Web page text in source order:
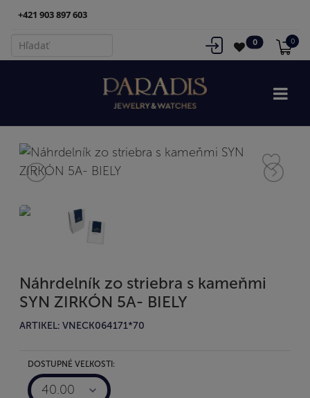
+421 903 897 603
0 0
Náhrdelník zo striebra s kameňmi
SYN ZIRKÓN 5A- BIELY
ARTIKEL: VNECK064171*70
DOSTUPNÉ VEĽKOSTI:
40.00